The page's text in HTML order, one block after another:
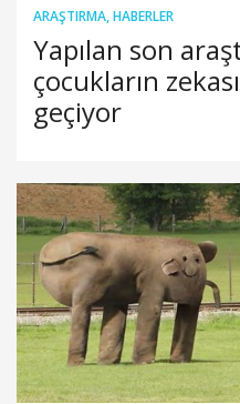
ARAŞTIRMA,HABERLER
Yapılan son
çocukların
geçiyor